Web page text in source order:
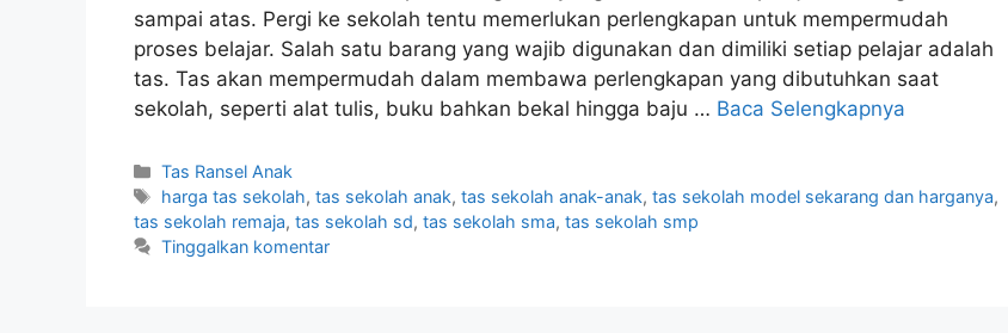
sampai atas. Pergi ke sekolah tentu memerlukan perlengkapan untuk mempermudah
proses belajar. Salah satu barang yang wajib digunakan dan dimiliki setiap pelajar adalah
tas. Tas akan mempermudah dalam membawa perlengkapan yang dibutuhkan saat
sekolah, seperti alat tulis, buku bahkan bekal hingga baju … Baca Selengkapnya
Kategori
Tas Ransel Anak
Tag
harga tas sekolah,tas sekolah anak,tas sekolah anak-anak,tas sekolah model sekarang dan harganya,
tas sekolah remaja, tas sekolah sd, tas sekolah sma, tas sekolah smp
Tinggalkan komentar